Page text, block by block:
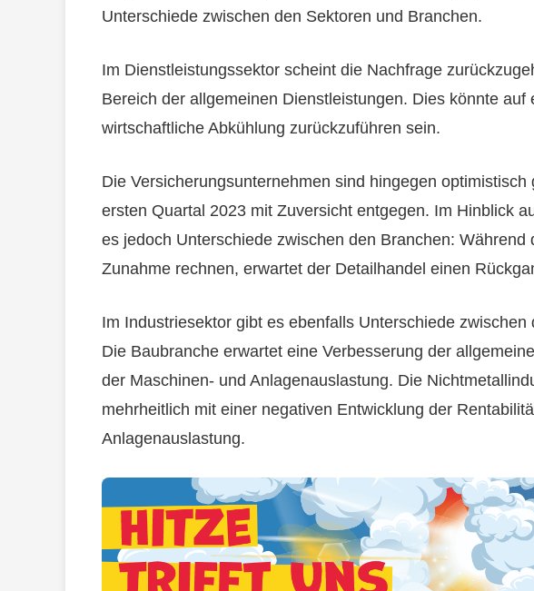
Unterschiede zwischen den Sektoren und Branchen.
Im Dienstleistungssektor scheint die Nachfrage
Bereich der allgemeinen Dienstleistungen. Dies könnte auf
wirtschaftliche Abkühlung zurückzuführen sein.
Die Versicherungsunternehmen sind hingegen
ersten Quartal 2023 mit Zuversicht entgegen. Im Hinblick
es jedoch Unterschiede zwischen den Branchen: Während
Zunahme rechnen, erwartet der Detailhandel einen
Im Industriesektor gibt es ebenfalls Unterschiede zwischen
Die Baubranche erwartet eine Verbesserung der
der Maschinen- und Anlagenauslastung. Die
mehrheitlich mit einer negativen Entwicklung der
Anlagenauslastung.